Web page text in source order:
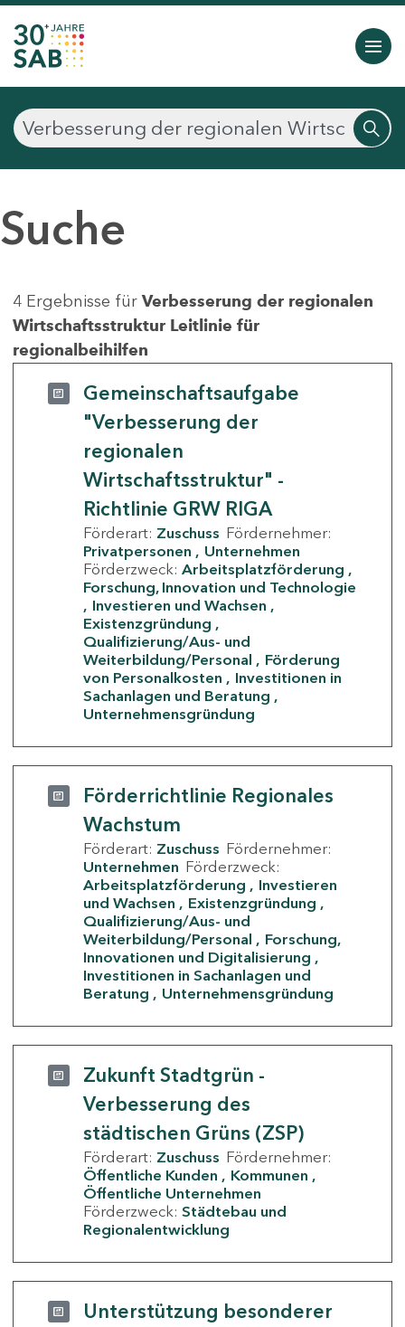
Suche
4 Ergebnisse für Verbesserung der regionalen
Wirtschaftsstruktur Leitlinie für
regionalbeihilfen
Gemeinschaftsaufgabe
"Verbesserung der
regionalen
Wirtschaftsstruktur" -
Richtlinie GRW RIGA
Förderart: Zuschuss Fördernehmer:
Privatpersonen
Unternehmen
Förderzweck: Arbeitsplatzförderung
Forschung, Innovation und Technologie
Investieren und Wachsen
Existenzgründung
Qualifizierung/Aus- und
Weiterbildung/Personal
Förderung
von Personalkosten
Investitionen in
Sachanlagen und Beratung
Unternehmensgründung
Förderrichtlinie Regionales
Wachstum
Förderart: Zuschuss Fördernehmer:
Unternehmen Förderzweck:
Arbeitsplatzförderung
Investieren
und Wachsen
Existenzgründung
Qualifizierung/Aus- und
Weiterbildung/Personal
Forschung,
Innovationen und Digitalisierung
Investitionen in Sachanlagen und
Beratung
Unternehmensgründung
Zukunft Stadtgrün -
Verbesserung des
städtischen Grüns (ZSP)
Förderart: Zuschuss Fördernehmer:
Öffentliche Kunden
Kommunen
Öffentliche Unternehmen
Förderzweck: Städtebau und
Regionalentwicklung
Unterstützung besonderer